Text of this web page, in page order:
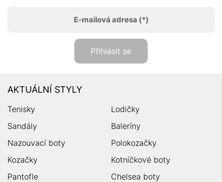
E-mailová adresa (*)
Přihlásit se
AKTUÁLNÍ STYLY
Tenisky
Lodičky
Sandály
Baleríny
Nazouvací boty
Polokozačky
Kozačky
Kotníčkové boty
Pantofle
Chelsea boty